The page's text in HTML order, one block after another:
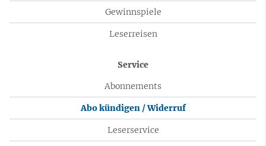
Gewinnspiele
Leserreisen
Service
Abonnements
Abo kündigen / Widerruf
Leserservice